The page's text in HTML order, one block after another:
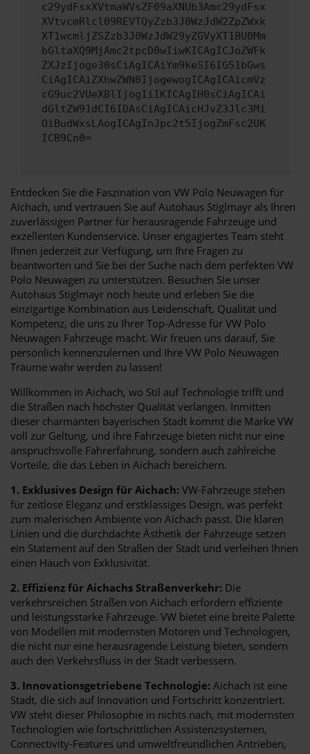
c29ydFsxXVtmaWVsZF09aXNUb3Amc29ydFsx
XVtvcmRlcl09REVTQyZzb3J0WzJdW2ZpZWxk
XT1wcmljZSZzb3J0WzJdW29yZGVyXT1BU0Mm
bGltaXQ9MjAmc2tpcD0wIiwKICAgICJoZWFk
ZXJzIjoge30sCiAgICAiYm9keSI6IG51bGws
CiAgICAiZXhwZWN0IjogewogICAgICAicmVz
cG9uc2VUeXBlIjogIiIKICAgIH0sCiAgICAi
dGltZW91dCI6IDAsCiAgICAicHJvZ3Jlc3Mi
OiBudWxsLAogICAgInJpc2t5IjogZmFsc2UK
ICB9Cn0=
Entdecken Sie die Faszination von VW Polo Neuwagen für
Aichach, und vertrauen Sie auf Autohaus Stiglmayr als Ihren
zuverlässigen Partner für herausragende Fahrzeuge und
exzellenten Kundenservice. Unser engagiertes Team steht
Ihnen jederzeit zur Verfügung, um Ihre Fragen zu
beantworten und Sie bei der Suche nach dem perfekten VW
Polo Neuwagen zu unterstützen. Besuchen Sie unser
Autohaus Stiglmayr noch heute und erleben Sie die
einzigartige Kombination aus Leidenschaft, Qualität und
Kompetenz, die uns zu Ihrer Top-Adresse für VW Polo
Neuwagen Fahrzeuge macht. Wir freuen uns darauf, Sie
persönlich kennenzulernen und Ihre VW Polo Neuwagen
Träume wahr werden zu lassen!
Willkommen in Aichach, wo Stil auf Technologie trifft und
die Straßen nach höchster Qualität verlangen. Inmitten
dieser charmanten bayerischen Stadt kommt die Marke VW
voll zur Geltung, und ihre Fahrzeuge bieten nicht nur eine
anspruchsvolle Fahrerfahrung, sondern auch zahlreiche
Vorteile, die das Leben in Aichach bereichern.
1. Exklusives Design für Aichach: VW-Fahrzeuge stehen
für zeitlose Eleganz und erstklassiges Design, was perfekt
zum malerischen Ambiente von Aichach passt. Die klaren
Linien und die durchdachte Ästhetik der Fahrzeuge setzen
ein Statement auf den Straßen der Stadt und verleihen Ihnen
einen Hauch von Exklusivität.
2. Effizienz für Aichachs Straßenverkehr: Die
verkehrsreichen Straßen von Aichach erfordern effiziente
und leistungsstarke Fahrzeuge. VW bietet eine breite Palette
von Modellen mit modernsten Motoren und Technologien,
die nicht nur eine herausragende Leistung bieten, sondern
auch den Verkehrsfluss in der Stadt verbessern.
3. Innovationsgetriebene Technologie: Aichach ist eine
Stadt, die sich auf Innovation und Fortschritt konzentriert.
VW steht dieser Philosophie in nichts nach, mit modernsten
Technologien wie fortschrittlichen Assistenzsystemen,
Connectivity-Features und umweltfreundlichen Antrieben,